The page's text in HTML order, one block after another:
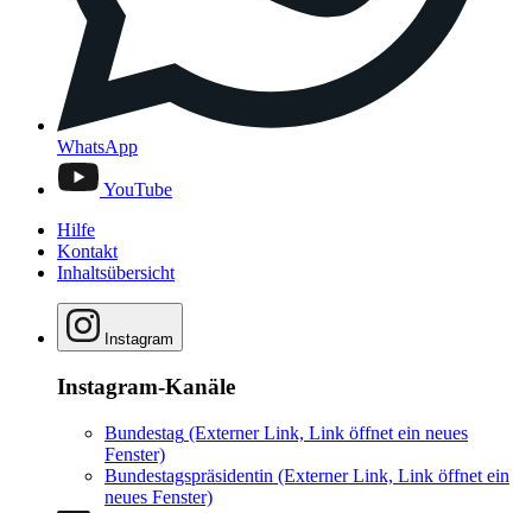
WhatsApp
YouTube
Hilfe
Kontakt
Inhaltsübersicht
Instagram
Instagram-Kanäle
Bundestag (Externer Link, Link öffnet ein neues
Fenster)
Bundestagspräsidentin (Externer Link, Link öffnet ein
neues Fenster)